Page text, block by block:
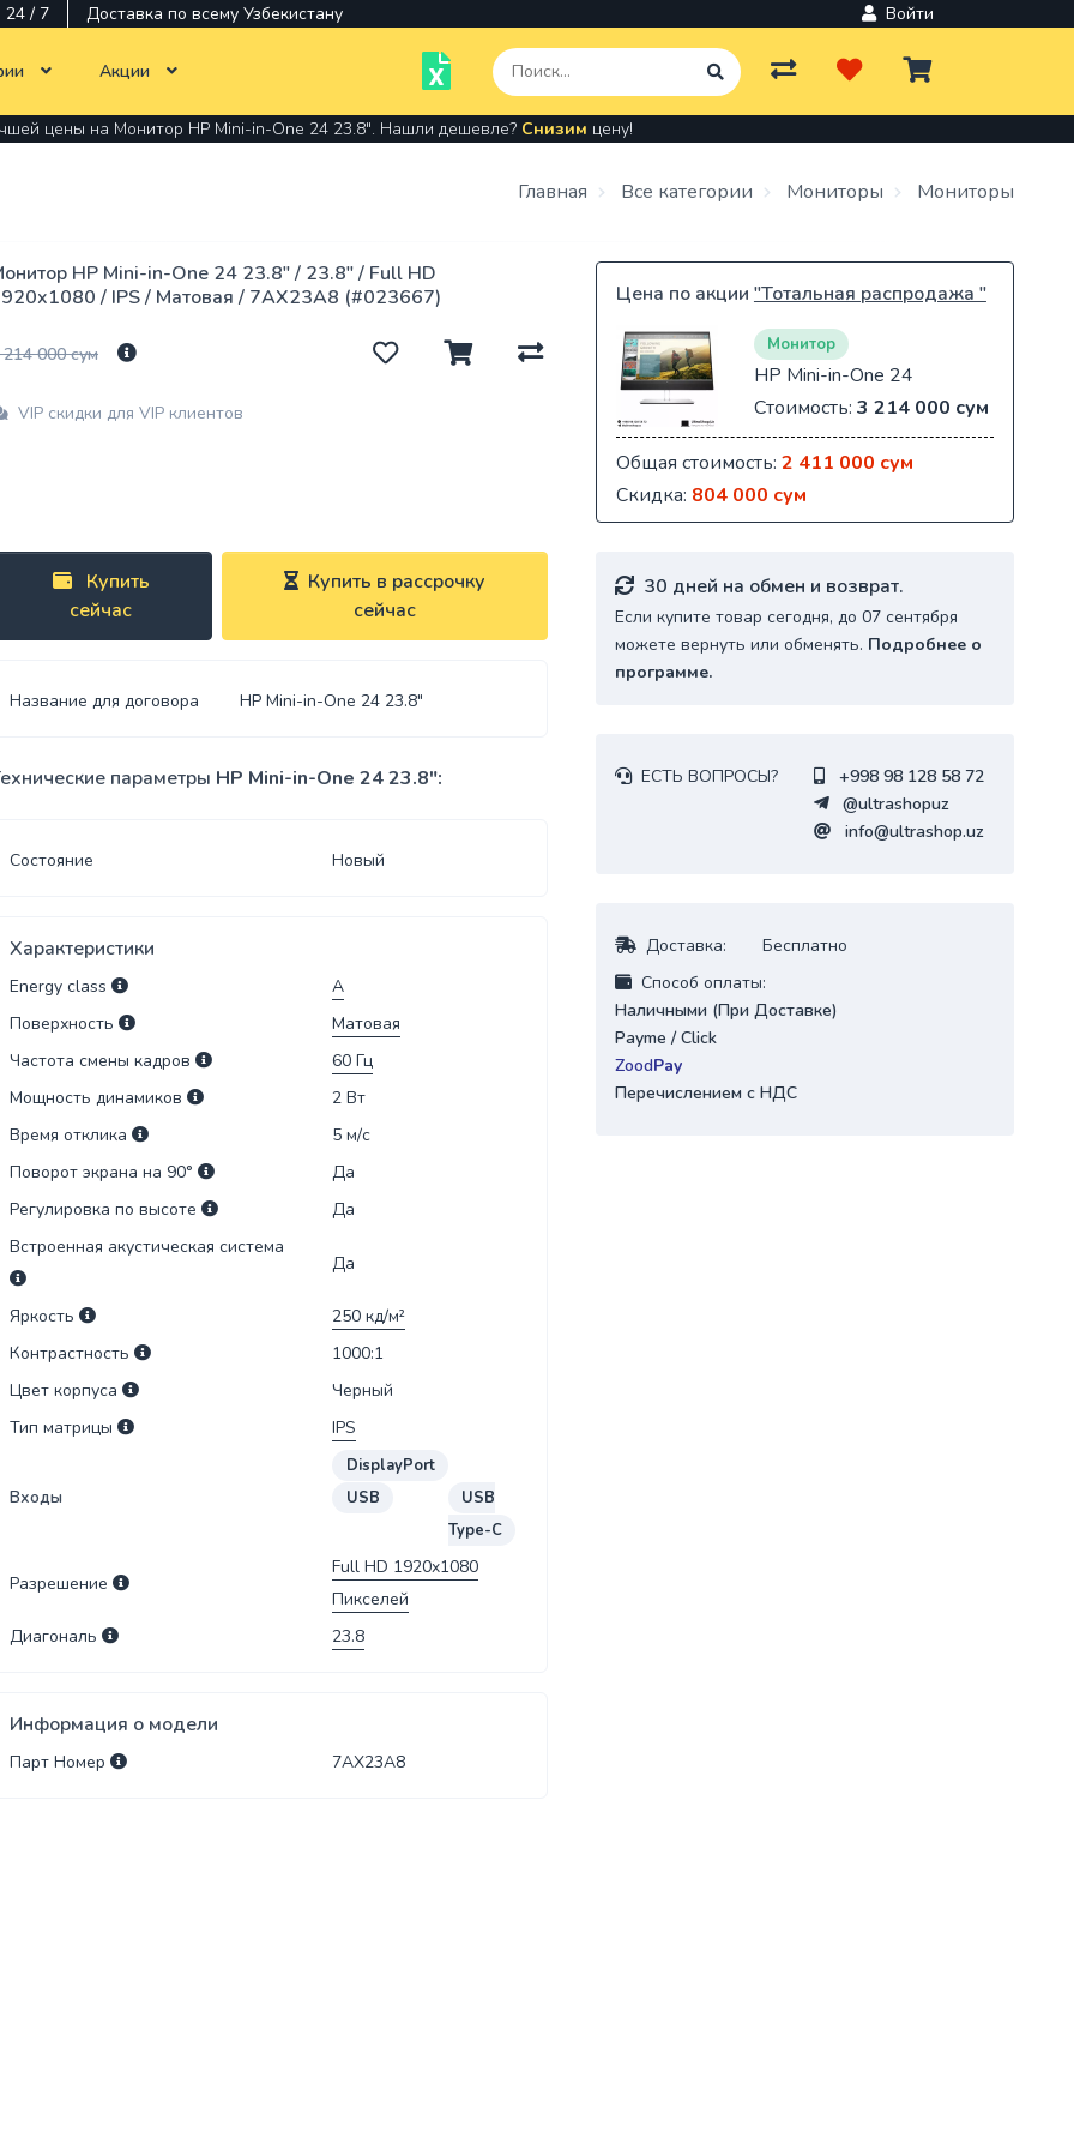
24 / 7 Доставка по всему Узбекистану Войти
Компьютерная техника Моноблоки
Тонер для принтеров и
устройство
печатающие головки
Мониторы Мониторы
обеспечение
Аксессуары
Клавиатура
Наушники
USB-хабы
Акции
Тотальная распродажа
цены на Монитор HP Mini-in-One 24 23.8". Нашли дешевле? Снизим цену!
Главная Все категории Мониторы Мониторы
HP Mini-in-One 24 23.8" / 23.8" / Full HD
/ IPS / Матовая / 7AX23A8 (#023667)
000 сум
VIP скидки для VIP клиентов
Купить
сейчас
Купить в рассрочку
сейчас
Название для договора HP Mini-in-One 24 23.8"
параметры HP Mini-in-One 24 23.8":
Состояние Новый
Характеристики
Energy class
A
Поверхность
Матовая
Частота смены кадров
60 Гц
Мощность динамиков
2 Вт
Время отклика
5 м/c
Поворот экрана на 90°
Да
Регулировка по высоте
Да
Встроенная акустическая система
Да
Яркость 250 кд/м²
Контрастность
1000:1
Цвет корпуса
Черный
Тип матрицы
IPS
Входы
DisplayPort
USB
USB
Type-C
Разрешение
Full HD 1920x1080
Пикселей
Диагональ
23.8
Информация о модели
Парт Номер 7AX23A8
Цена по акции "Тотальная распродажа "
Монитор
HP Mini-in-One 24
Стоимость:3 214 000 сум
Общая стоимость: 2 411 000 сум
Скидка: 804 000 сум
30 дней на обмен и возврат.
Если купите товар сегодня, до 07 сентября
можете вернуть или обменять. Подробнее о
программе.
ЕСТЬ ВОПРОСЫ?
+998 98 128 58 72
@ultrashopuz
info@ultrashop.uz
Доставка:
Бесплатно
Cпособ оплаты:
Наличными (При Доставке)
Payme / Click
ZoodPay
Перечислением с НДС